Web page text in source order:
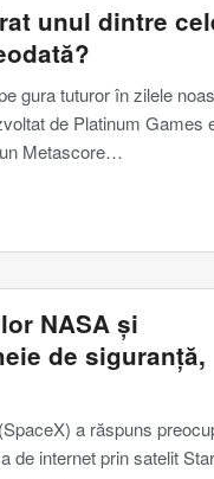
unul dintre
gura tuturor în zilele
de Platinum Games
Metascore…
NASA și
de siguranță,
a răspuns
de internet prin satelit